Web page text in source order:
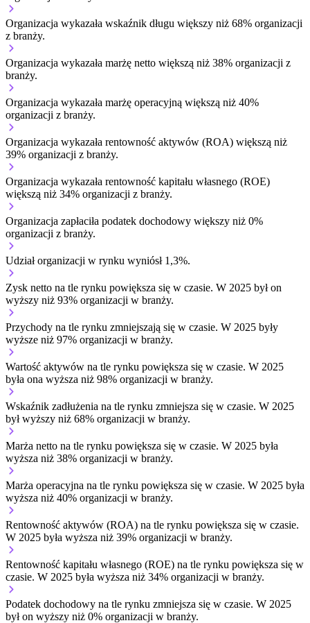
Organizacja wykazała wskaźnik długu większy niż 68% organizacji
z branży.
Organizacja wykazała marżę netto większą niż 38% organizacji z
branży.
Organizacja wykazała marżę operacyjną większą niż 40%
organizacji z branży.
Organizacja wykazała rentowność aktywów (ROA) większą niż
39% organizacji z branży.
Organizacja wykazała rentowność kapitału własnego (ROE)
większą niż 34% organizacji z branży.
Organizacja zapłaciła podatek dochodowy większy niż 0%
organizacji z branży.
Udział organizacji w rynku wyniósł 1,3%.
Zysk netto na tle rynku powiększa się w czasie. W 2025 był on
wyższy niż 93% organizacji w branży.
Przychody na tle rynku zmniejszają się w czasie. W 2025 były
wyższe niż 97% organizacji w branży.
Wartość aktywów na tle rynku powiększa się w czasie. W 2025
była ona wyższa niż 98% organizacji w branży.
Wskaźnik zadłużenia na tle rynku zmniejsza się w czasie. W 2025
był wyższy niż 68% organizacji w branży.
Marża netto na tle rynku powiększa się w czasie. W 2025 była
wyższa niż 38% organizacji w branży.
Marża operacyjna na tle rynku powiększa się w czasie. W 2025 była
wyższa niż 40% organizacji w branży.
Rentowność aktywów (ROA) na tle rynku powiększa się w czasie.
W 2025 była wyższa niż 39% organizacji w branży.
Rentowność kapitału własnego (ROE) na tle rynku powiększa się w
czasie. W 2025 była wyższa niż 34% organizacji w branży.
Podatek dochodowy na tle rynku zmniejsza się w czasie. W 2025
był on wyższy niż 0% organizacji w branży.